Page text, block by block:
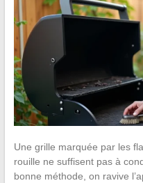
Une grille marquée par les
rouille ne suffisent pas à
bonne méthode, on ravive